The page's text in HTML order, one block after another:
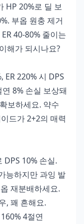
HP 20%로 딜 보
부옵 원충 제거
40-80% 줄이는
해가 되시나요?
ER 220% 시 DPS
8% 손실 보상돼
보하세요. 약수
드가 2+2의 매력
DPS 10% 손실.
능하지만 과잉 발
재분배하세요.
, 꽤 흔해요.
4절연